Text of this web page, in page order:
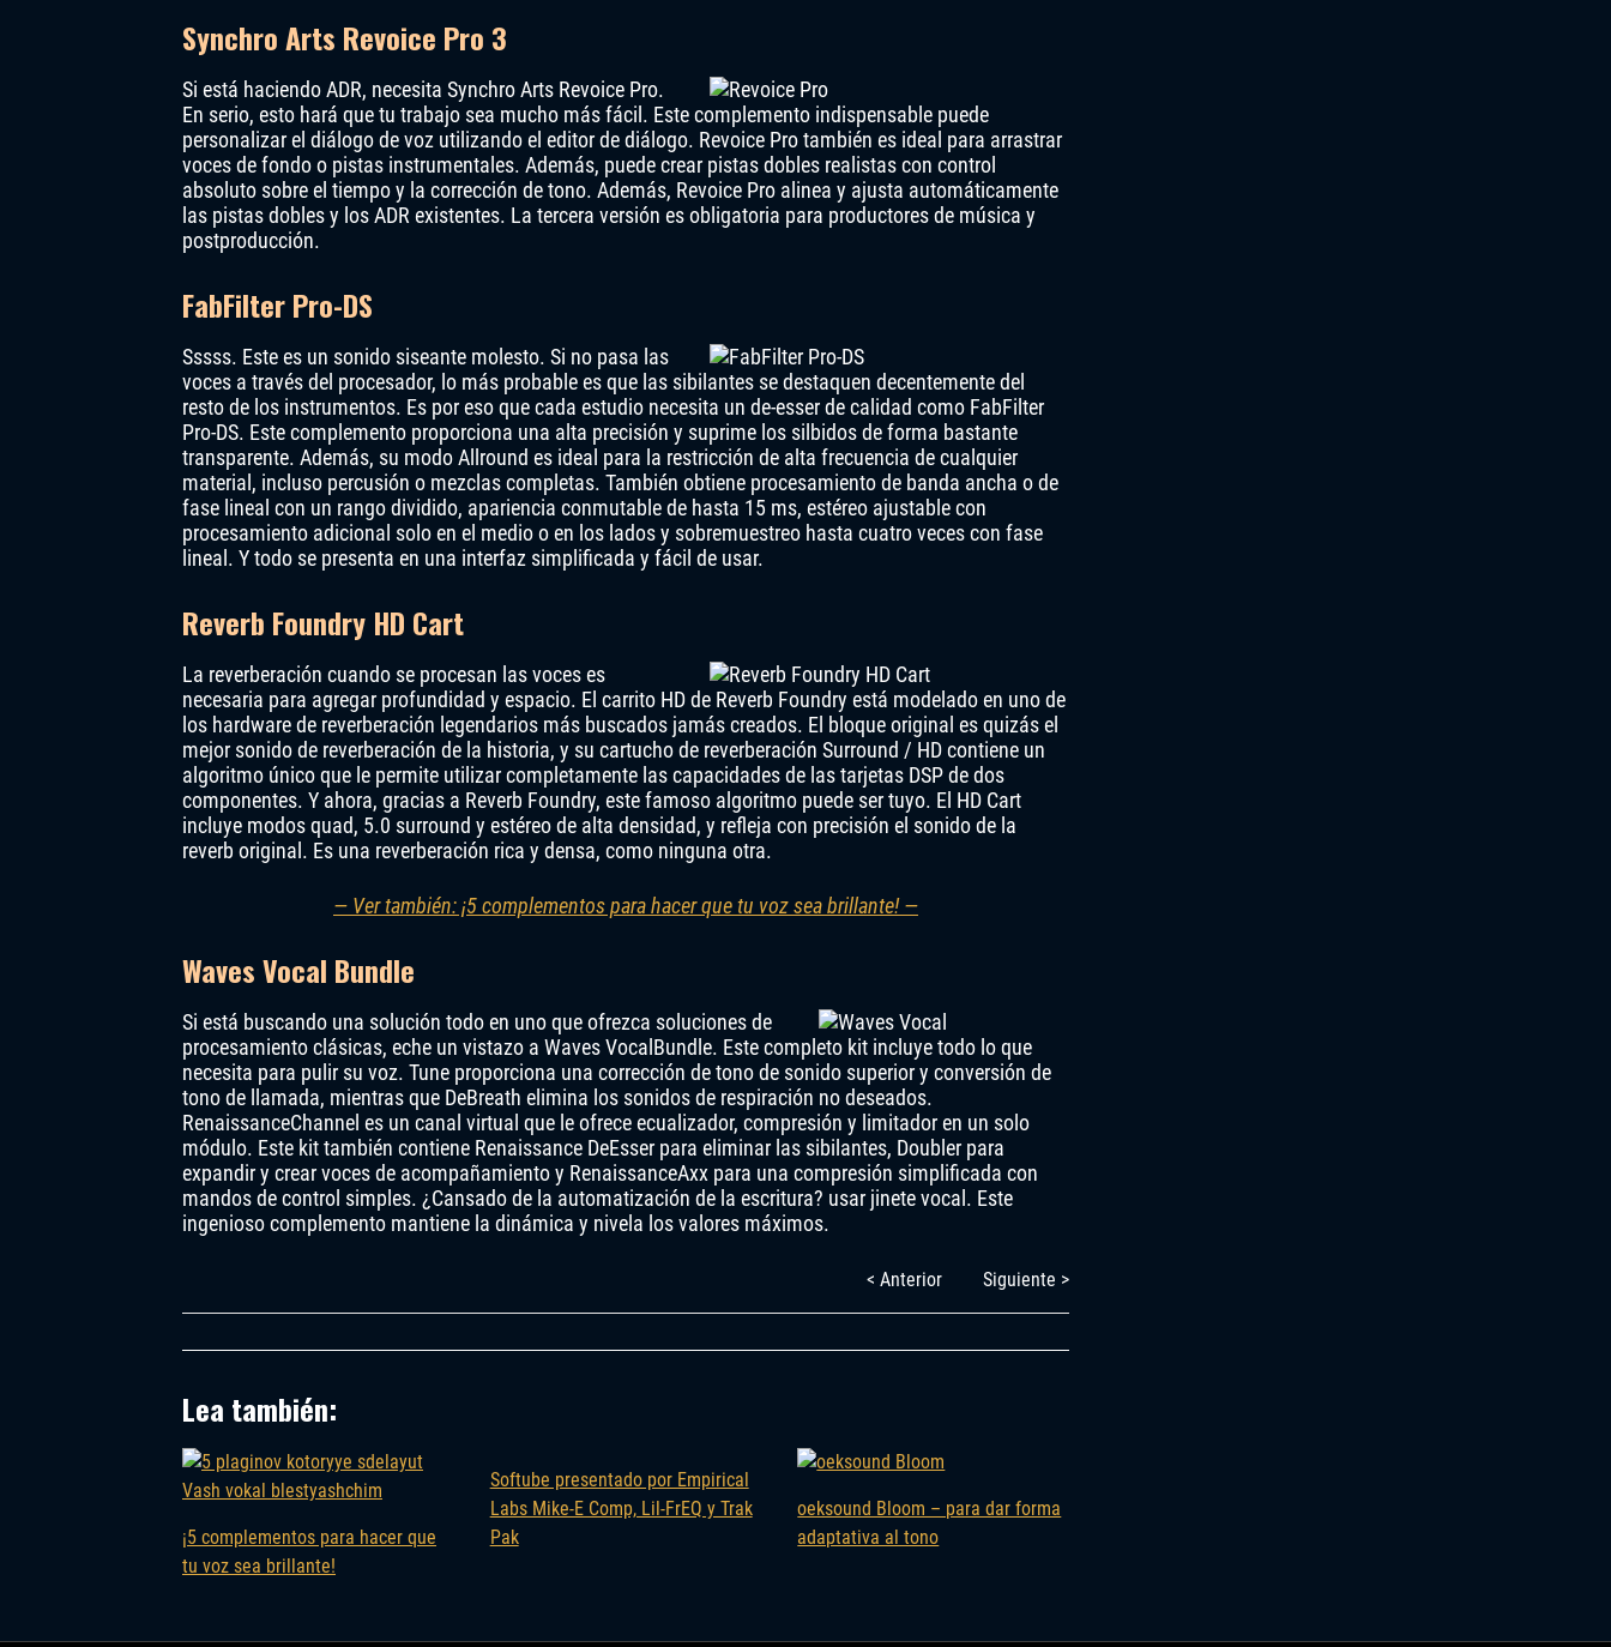
Synchro Arts Revoice Pro 3
Si está haciendo ADR, necesita Synchro Arts Revoice Pro.
En serio, esto hará que tu trabajo sea mucho más fácil. Este complemento indispensable puede
personalizar el diálogo de voz utilizando el editor de diálogo. Revoice Pro también es ideal para arrastrar
voces de fondo o pistas instrumentales. Además, puede crear pistas dobles realistas con control
absoluto sobre el tiempo y la corrección de tono. Además, Revoice Pro alinea y ajusta automáticamente
las pistas dobles y los ADR existentes. La tercera versión es obligatoria para productores de música y
postproducción.
FabFilter Pro-DS
Sssss. Este es un sonido siseante molesto. Si no pasa las
voces a través del procesador, lo más probable es que las sibilantes se destaquen decentemente del
resto de los instrumentos. Es por eso que cada estudio necesita un de-esser de calidad como FabFilter
Pro-DS. Este complemento proporciona una alta precisión y suprime los silbidos de forma bastante
transparente. Además, su modo Allround es ideal para la restricción de alta frecuencia de cualquier
material, incluso percusión o mezclas completas. También obtiene procesamiento de banda ancha o de
fase lineal con un rango dividido, apariencia conmutable de hasta 15 ms, estéreo ajustable con
procesamiento adicional solo en el medio o en los lados y sobremuestreo hasta cuatro veces con fase
lineal. Y todo se presenta en una interfaz simplificada y fácil de usar.
Reverb Foundry HD Cart
La reverberación cuando se procesan las voces es
necesaria para agregar profundidad y espacio. El carrito HD de Reverb Foundry está modelado en uno de
los hardware de reverberación legendarios más buscados jamás creados. El bloque original es quizás el
mejor sonido de reverberación de la historia, y su cartucho de reverberación Surround / HD contiene un
algoritmo único que le permite utilizar completamente las capacidades de las tarjetas DSP de dos
componentes. Y ahora, gracias a Reverb Foundry, este famoso algoritmo puede ser tuyo. El HD Cart
incluye modos quad, 5.0 surround y estéreo de alta densidad, y refleja con precisión el sonido de la
reverb original. Es una reverberación rica y densa, como ninguna otra.
— Ver también: ¡5 complementos para hacer que tu voz sea brillante! —
Waves Vocal Bundle
Si está buscando una solución todo en uno que ofrezca soluciones de
procesamiento clásicas, eche un vistazo a Waves VocalBundle. Este completo kit incluye todo lo que
necesita para pulir su voz. Tune proporciona una corrección de tono de sonido superior y conversión de
tono de llamada, mientras que DeBreath elimina los sonidos de respiración no deseados.
RenaissanceChannel es un canal virtual que le ofrece ecualizador, compresión y limitador en un solo
módulo. Este kit también contiene Renaissance DeEsser para eliminar las sibilantes, Doubler para
expandir y crear voces de acompañamiento y RenaissanceAxx para una compresión simplificada con
mandos de control simples. ¿Cansado de la automatización de la escritura? usar jinete vocal. Este
ingenioso complemento mantiene la dinámica y nivela los valores máximos.
< Anterior Siguiente >
Lea también:
¡5 complementos para hacer que
tu voz sea brillante!
Softube presentado por Empirical
Labs Mike-E Comp, Lil-FrEQ y Trak
Pak
oeksound Bloom – para dar forma
adaptativa al tono